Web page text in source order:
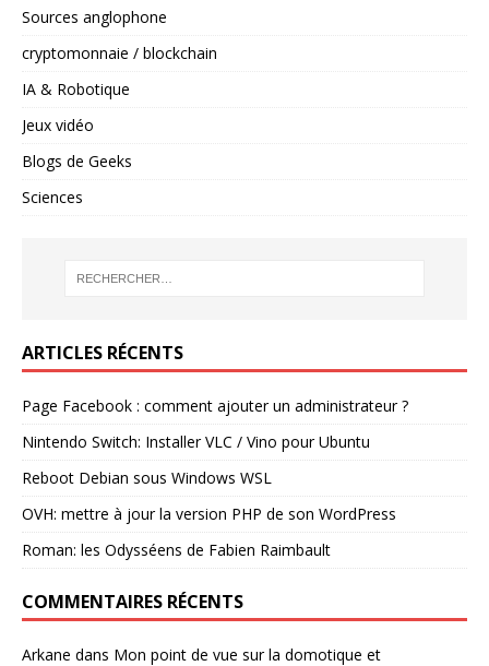
Sources anglophone
cryptomonnaie / blockchain
IA & Robotique
Jeux vidéo
Blogs de Geeks
Sciences
ARTICLES RÉCENTS
Page Facebook : comment ajouter un administrateur ?
Nintendo Switch: Installer VLC / Vino pour Ubuntu
Reboot Debian sous Windows WSL
OVH: mettre à jour la version PHP de son WordPress
Roman: les Odysséens de Fabien Raimbault
COMMENTAIRES RÉCENTS
Arkane dans Mon point de vue sur la domotique et